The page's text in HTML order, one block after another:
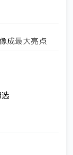
成最大亮点